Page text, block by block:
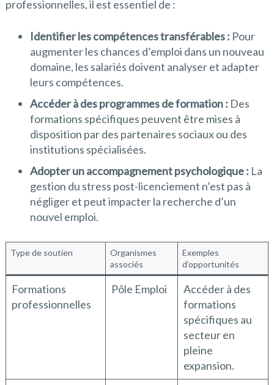
professionnelles, il est essentiel de :
Identifier les compétences transférables : Pour
augmenter les chances d’emploi dans un nouveau
domaine, les salariés doivent analyser et adapter
leurs compétences.
Accéder à des programmes de formation : Des
formations spécifiques peuvent être mises à
disposition par des partenaires sociaux ou des
institutions spécialisées.
Adopter un accompagnement psychologique : La
gestion du stress post-licenciement n’est pas à
négliger et peut impacter la recherche d’un
nouvel emploi.
Type de soutien
Organismes
associés
Exemples
d’opportunités
Formations
professionnelles
Pôle Emploi
Accéder à des
formations
spécifiques au
secteur en
pleine
expansion.